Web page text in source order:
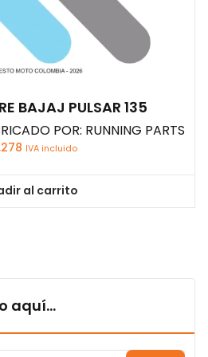
BAJAJ PULSAR 135
POR: RUNNING PARTS
IVA incluido
al carrito
aquí...